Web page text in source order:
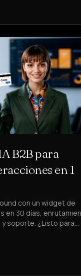
B2B para
en 1
con un widget de
en 30 días,
soporte. ¿Listo para